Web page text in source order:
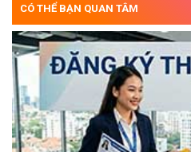
CÓ THỂ BẠN QUAN TÂM